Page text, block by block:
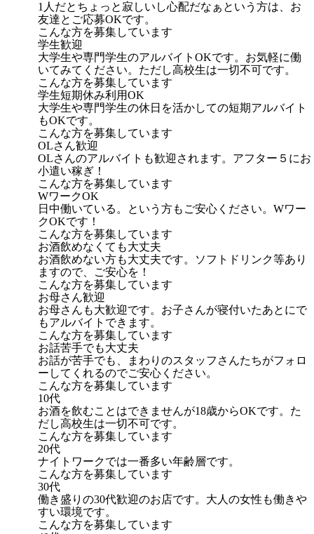
1人だとちょっと寂しいし心配だなぁという方は、お
友達とご応募OKです。
こんな方を募集しています
学生歓迎
大学生や専門学生のアルバイトOKです。お気軽に働
いてみてください。ただし高校生は一切不可です。
こんな方を募集しています
学生短期休み利用OK
大学生や専門学生の休日を活かしての短期アルバイト
もOKです。
こんな方を募集しています
OLさん歓迎
OLさんのアルバイトも歓迎されます。アフター５にお
小遣い稼ぎ！
こんな方を募集しています
WワークOK
日中働いている。という方もご安心ください。Wワー
クOKです！
こんな方を募集しています
お酒飲めなくても大丈夫
お酒飲めない方も大丈夫です。ソフトドリンク等あり
ますので、ご安心を！
こんな方を募集しています
お母さん歓迎
お母さんも大歓迎です。お子さんが寝付いたあとにで
もアルバイトできます。
こんな方を募集しています
お話苦手でも大丈夫
お話が苦手でも、まわりのスタッフさんたちがフォロ
ーしてくれるのでご安心ください。
こんな方を募集しています
10代
お酒を飲むことはできませんが18歳からOKです。た
だし高校生は一切不可です。
こんな方を募集しています
20代
ナイトワークでは一番多い年齢層です。
こんな方を募集しています
30代
働き盛りの30代歓迎のお店です。大人の女性も働きや
すい環境です。
こんな方を募集しています